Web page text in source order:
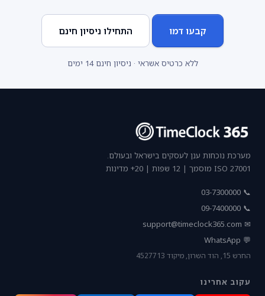
קבעו דמו התחילו ניסיון חינם
ללא כרטיס אשראי · ניסיון חינם 14 ימים
מערכת נוכחות ענן לעסקים בישראל ובעולם.
ISO 27001 מוסמך | 12 שפות | 20+ מדינות
📞 03-7300000
📞 09-7400000
✉
support@timeclock365.com
💬 WhatsApp
החרש 15, הוד השרון, מיקוד 4527713
עקוב אחרינו